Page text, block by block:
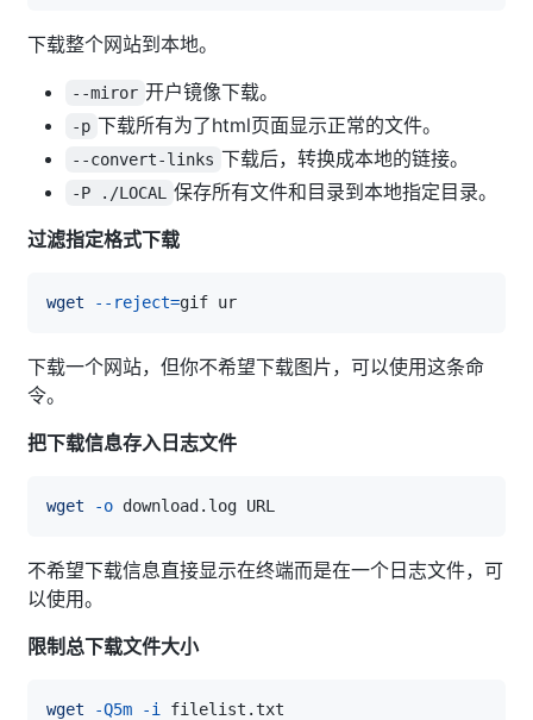
下载整个网站到本地。
--miror 开户镜像下载。
-p 下载所有为了html页面显示正常的文件。
--convert-links 下载后，转换成本地的链接。
-P ./LOCAL
保存所有文件和目录到本地指定目录。
过滤指定格式下载
wget --reject=
下载一个网站，但你不希望下载图片，可以使用这条命
令。
把下载信息存入日志文件
wget -o
不希望下载信息直接显示在终端而是在一个日志文件，可
以使用。
限制总下载文件大小
wget -Q5m -i